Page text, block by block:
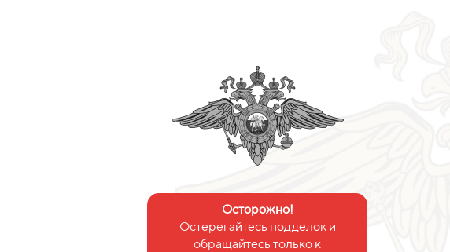
Осторожно!
Остерегайтесь подделок и
обращайтесь только к